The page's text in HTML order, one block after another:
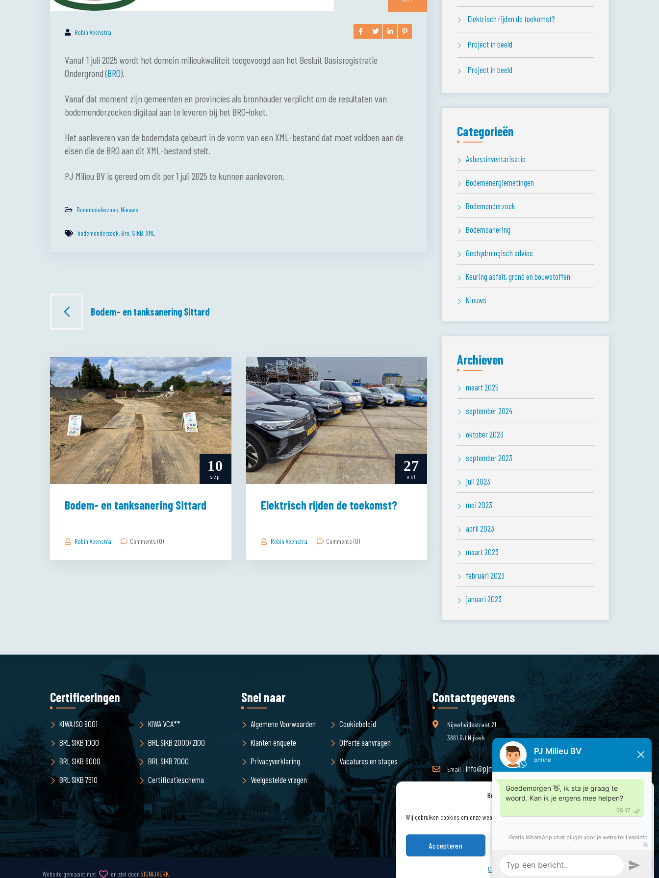
Beheer cookie toestemming
Wij gebruiken cookies om onze website en onze service te optimaliseren.
Accepteren
Cookiebeleid Privacyverklaring
Robin Veenstra
Vanaf 1 juli 2025 wordt het domein milieukwaliteit toegevoegd aan het Besluit Basisregistratie
Ondergrond (BRO).
Vanaf dat moment zijn gemeenten en provincies als bronhouder verplicht om de resultaten van
bodemonderzoeken digitaal aan te leveren bij het BRO-loket.
Het aanleveren van de bodemdata gebeurt in de vorm van een XML-bestand dat moet voldoen aan de
eisen die de BRO aan dit XML-bestand stelt.
PJ Milieu BV is gereed om dit per 1 juli 2025 te kunnen aanleveren.
Bodemonderzoek, Nieuws
bodemonderzoek, Bro, SIKB,XML
Bericht
navigatie
Bodem- en tanksanering Sittard
10
sep
Bodem- en tanksanering Sittard
Robin Veenstra Comments (0)
27
okt
Elektrisch rijden de toekomst?
Robin Veenstra Comments (0)
Elektrisch rijden de toekomst?
Project in beeld
Project in beeld
Categorieën
Asbestinventarisatie
Bodemenergiemetingen
Bodemonderzoek
Bodemsanering
Geohydrologisch advies
Keuring asfalt, grond en bouwstoffen
Nieuws
Archieven
maart 2025
september 2024
oktober 2023
september 2023
juli 2023
mei 2023
april 2023
maart 2023
februari 2023
januari 2023
Certificeringen
KIWA ISO 9001
KIWA VCA**
BRL SIKB 1000
BRL SIKB 2000/2100
BRL SIKB 6000
BRL SIKB 7000
BRL SIKB 7510
Certificatieschema
Snel naar
Algemene Voorwaarden
Cookiebeleid
Klanten enquete
Offerte aanvragen
Privacyverklaring
Vacatures en stages
Veelgestelde vragen
Contactgegevens
Nijverheidsstraat 21
3861 RJ Nijkerk
Email : info@pjmilieu.nl
Telefoon : 033 – 245 85 11
Website gemaakt met en ziel door SIGNIJKERK